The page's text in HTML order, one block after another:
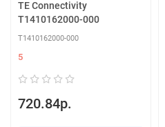
TE Connectivity
T1410162000-000
T1410162000-000
5
720.84р.